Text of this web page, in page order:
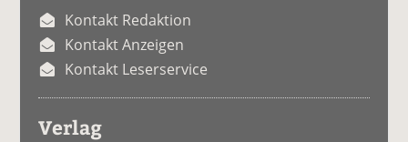
Kontakt Redaktion
Kontakt Anzeigen
Kontakt Leserservice
Verlag